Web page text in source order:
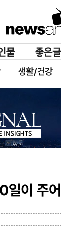
생활/건강
일이 주